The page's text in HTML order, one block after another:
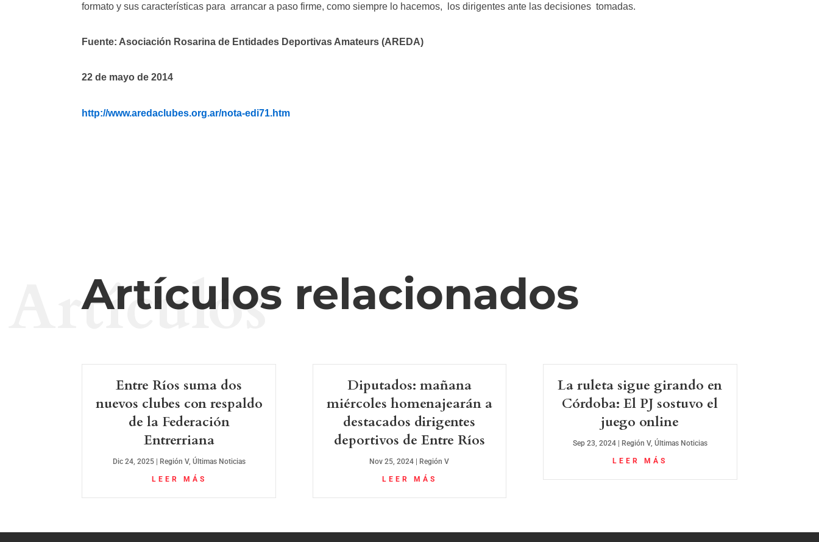
formato y sus características para arrancar a pasofirme, como siempre lo hacemos, los dirigentes ante las decisiones tomadas.
Fuente: Asociación Rosarina de Entidades Deportivas Amateurs (AREDA)
22 de mayo de 2014
http://www.aredaclubes.org.ar/nota-edi71.htm
Artículos relacionados
Artículos
Entre Ríos suma dos
nuevos clubes con respaldo
de la Federación
Entrerriana
Dic 24, 2025| Región V, Últimas Noticias
LEER MÁS
Diputados: mañana
miércoles homenajearán a
destacados dirigentes
deportivos de Entre Ríos
Nov 25, 2024 | Región V
LEER MÁS
La ruleta sigue girando en
Córdoba: El PJ sostuvo el
juego online
Sep 23, 2024| Región V, Últimas Noticias
LEER MÁS